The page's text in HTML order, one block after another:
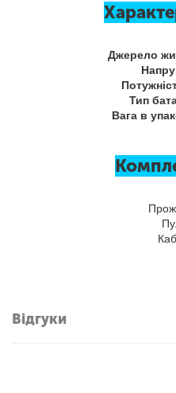
Джерело
Тип
Вага в
Відгуки